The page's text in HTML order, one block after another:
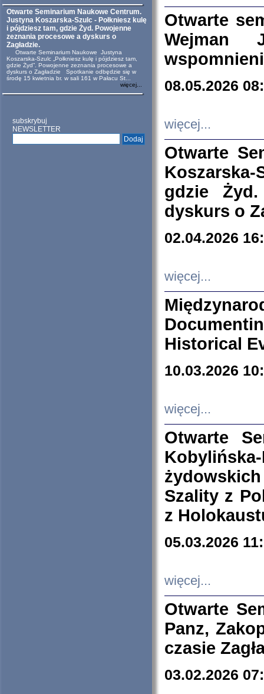
Otwarte Seminarium Naukowe Centrum.
Justyna Koszarska-Szulc - Połkniesz kulę
i pójdziesz tam, gdzie Żyd. Powojenne
zeznania procesowe a dyskurs o
Zagładzie.
Otwarte Seminarium Naukowe Justyna
Koszarska-Szulc „Połkniesz kulę i pójdziesz tam,
gdzie Żyd”. Powojenne zeznania procesowe a
dyskurs o Zagładzie Spotkanie odbędzie się w
środę 15 kwietnia br. w sali 161 w Pałacu St...
więcej...
subskrybuj
NEWSLETTER
Otwarte
Wejman
08.05.2026
więcej...
Otwarte
Koszarska-
gdzie
dyskurs o
02.04.2026
więcej...
Historical
10.03.2026
więcej...
Otwarte
Szality z
z
05.03.2026
więcej...
Otwarte
Panz,
czasie
03.02.2026